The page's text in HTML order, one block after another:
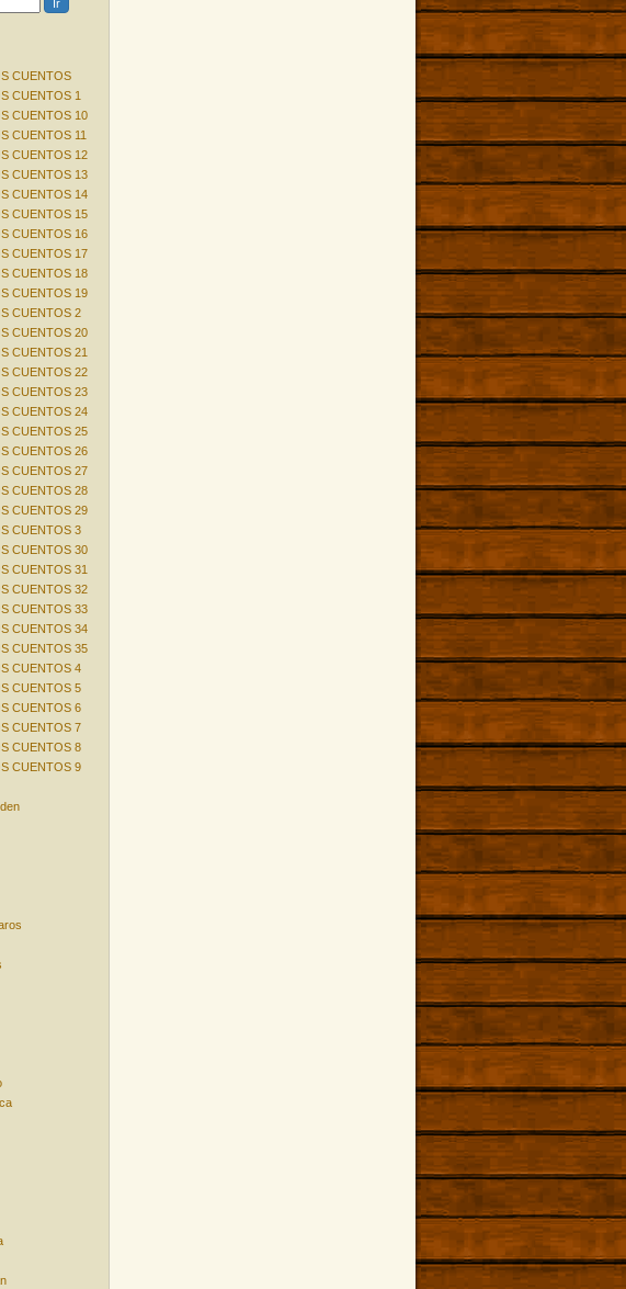
CUENTOS
CUENTOS 1
CUENTOS 10
CUENTOS 11
CUENTOS 12
CUENTOS 13
CUENTOS 14
CUENTOS 15
CUENTOS 16
CUENTOS 17
CUENTOS 18
CUENTOS 19
CUENTOS 2
CUENTOS 20
CUENTOS 21
CUENTOS 22
CUENTOS 23
CUENTOS 24
CUENTOS 25
CUENTOS 26
CUENTOS 27
CUENTOS 28
CUENTOS 29
CUENTOS 3
CUENTOS 30
CUENTOS 31
CUENTOS 32
CUENTOS 33
CUENTOS 34
CUENTOS 35
CUENTOS 4
CUENTOS 5
CUENTOS 6
CUENTOS 7
CUENTOS 8
CUENTOS 9